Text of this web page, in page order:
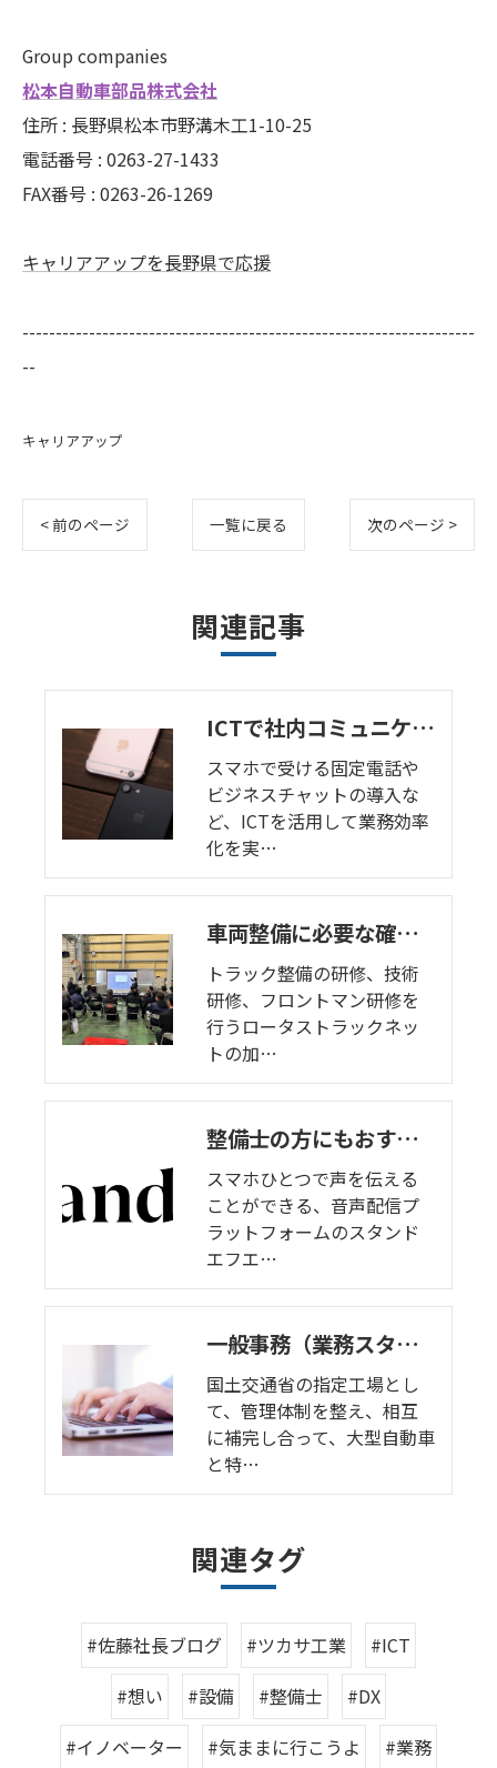
Group companies
松本自動車部品株式会社
住所 : 長野県松本市野溝木工1-10-25
電話番号 : 0263-27-1433
FAX番号 : 0263-26-1269
キャリアアップを長野県で応援
--------------------------------------------------------------------
--
キャリアアップ
< 前のページ 一覧に戻る 次のページ >
関連記事
ICTで社内コミュニケーションを一歩進める！
スマホで受ける固定電話や
ビジネスチャットの導入な
ど、ICTを活用して業務効率
化を実…
車両整備に必要な確かな情報 / 新制度にも対応
トラック整備の研修、技術
研修、フロントマン研修を
行うロータストラックネッ
トの加…
整備士の方にもおすすめ！代表佐藤が繰り広げるスタエフの旅
スマホひとつで声を伝える
ことができる、音声配信プ
ラットフォームのスタンド
エフエ…
一般事務（業務スタッフ）募集中！一緒に仕事しませんか｜ツカサ工業
国土交通省の指定工場とし
て、管理体制を整え、相互
に補完し合って、大型自動車
と特…
関連タグ
#佐藤社長ブログ #ツカサ工業
#ICT
#想い
#設備 #整備士
#DX
#イノベーター
#気ままに行こうよ #業務